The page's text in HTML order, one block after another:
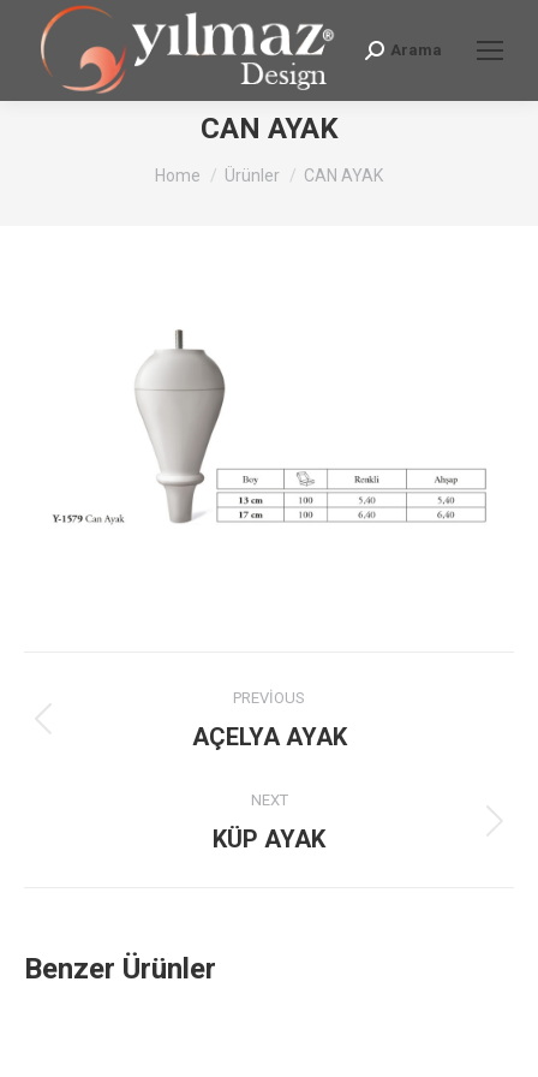
Search:
Arama
CAN AYAK
You are here:
Home Ürünler CAN AYAK
navigation
PREVIOUS
Previous
AÇELYA AYAK
NEXT
Next
KÜP AYAK
Benzer Ürünler